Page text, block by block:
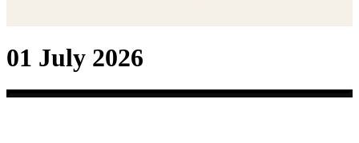
01 July 2026